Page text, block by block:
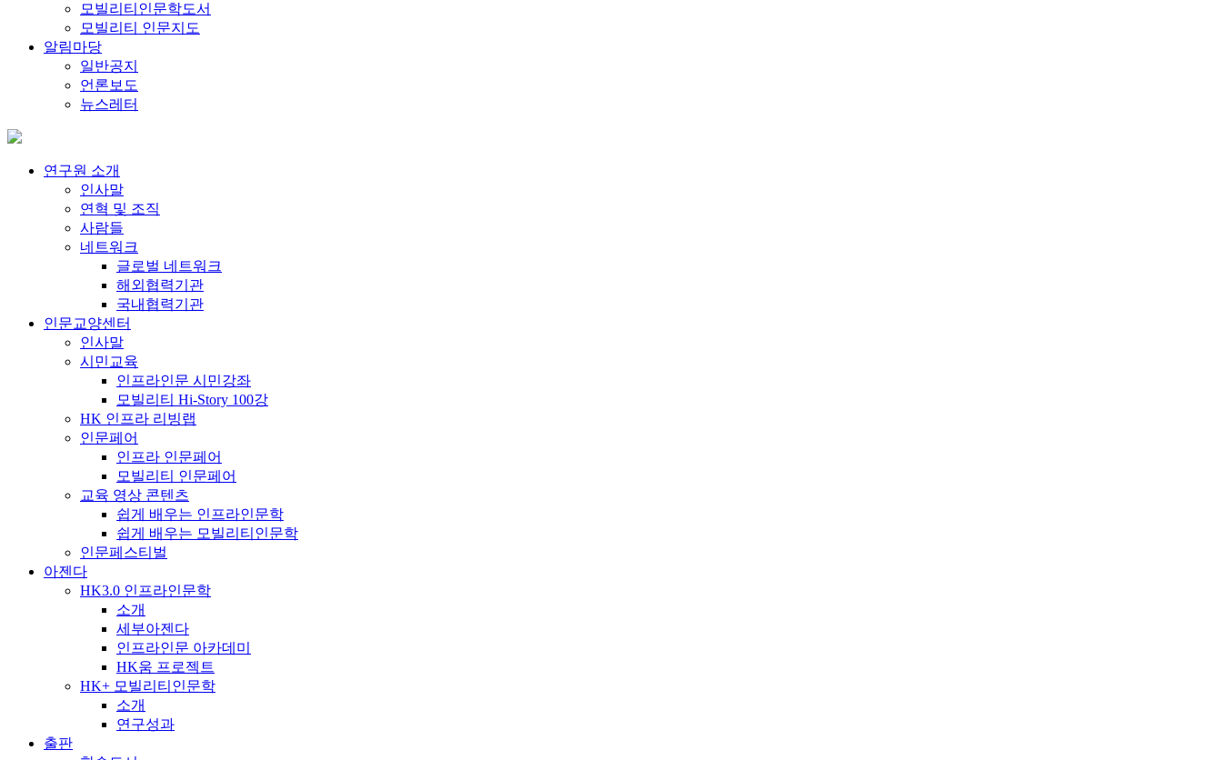
모빌리티인문학도서
모빌리티 인문지도
알림마당
일반공지
언론보도
뉴스레터
연구원 소개
인사말
연혁 및 조직
사람들
네트워크
글로벌 네트워크
해외협력기관
국내협력기관
인문교양센터
인사말
시민교육
인프라인문 시민강좌
모빌리티 Hi-Story 100강
HK 인프라 리빙랩
인문페어
인프라 인문페어
모빌리티 인문페어
교육 영상 콘텐츠
쉽게 배우는 인프라인문학
쉽게 배우는 모빌리티인문학
인문페스티벌
아젠다
HK3.0 인프라인문학
소개
세부아젠다
인프라인문 아카데미
HK움 프로젝트
HK+ 모빌리티인문학
소개
연구성과
출판